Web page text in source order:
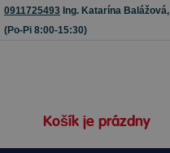
0911725493 Ing. Katarína Balážová,
(Po-Pi 8:00-15:30)
Košík je prázdny